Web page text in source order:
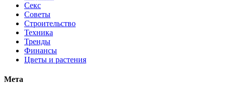
Секс
Советы
Строительство
Техника
Тренды
Финансы
Цветы и растения
Мета